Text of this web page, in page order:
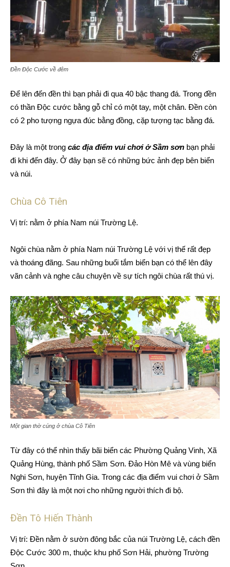
Đền Độc Cước về đêm
Để lên đến đền thì bạn phải đi qua 40 bậc thang đá. Trong đền
có thần Độc cước bằng gỗ chỉ có một tay, một chân. Đền còn
có 2 pho tượng ngựa đúc bằng đồng, cặp tượng tạc bằng đá.
Đây là một trong các địa điểm vui chơi ở Sầm sơn bạn phải
đi khi đến đây. Ở đây bạn sẽ có những bức ảnh đẹp bên biển
và núi.
Chùa Cô Tiên
Vị trí: nằm ở phía Nam núi Trường Lệ.
Ngôi chùa nằm ở phía Nam núi Trường Lệ với vị thế rất đẹp
và thoáng đãng. Sau những buổi tắm biển bạn có thể lên đây
vãn cảnh và nghe câu chuyện về sự tích ngôi chùa rất thú vị.
Một gian thờ cúng ở chùa Cô Tiên
Từ đây có thể nhìn thấy bãi biển các Phường Quảng Vinh, Xã
Quảng Hùng, thành phố Sầm Sơn. Đảo Hòn Mê và vùng biển
Nghi Sơn, huyện Tĩnh Gia. Trong các địa điểm vui chơi ở Sầm
Sơn thì đây là một nơi cho những người thích đi bộ.
Đền Tô Hiến Thành
Vị trí: Đền nằm ở sườn đông bắc của núi Trường Lệ, cách đền
Độc Cước 300 m, thuộc khu phố Sơn Hải, phường Trường